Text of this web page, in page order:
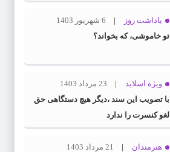
یاداشت روز
6 شهریور 1403
تو خاموشی، که بخواند؟
ویژه اسلاید
23 مرداد 1403
با تصویب این سند ،دیگر هیچ دستگاهی حق
لغو کنسرت را ندارد
هنرمندان
21 مرداد 1403